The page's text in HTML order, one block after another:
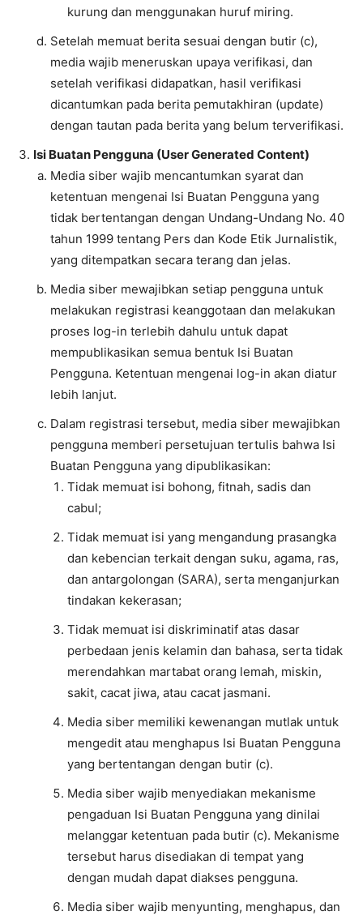
kurung dan menggunakan huruf miring.
Setelah memuat berita sesuai dengan butir (c),
media wajib meneruskan upaya verifikasi, dan
setelah verifikasi didapatkan, hasil verifikasi
dicantumkan pada berita pemutakhiran (update)
dengan tautan pada berita yang belum terverifikasi.
Isi Buatan Pengguna (User Generated Content)
Media siber wajib mencantumkan syarat dan
ketentuan mengenai Isi Buatan Pengguna yang
tidak bertentangan dengan Undang-Undang No. 40
tahun 1999 tentang Pers dan Kode Etik Jurnalistik,
yang ditempatkan secara terang dan jelas.
Media siber mewajibkan setiap pengguna untuk
melakukan registrasi keanggotaan dan melakukan
proses log-in terlebih dahulu untuk dapat
mempublikasikan semua bentuk Isi Buatan
Pengguna. Ketentuan mengenai log-in akan diatur
lebih lanjut.
Dalam registrasi tersebut, media siber mewajibkan
pengguna memberi persetujuan tertulis bahwa Isi
Buatan Pengguna yang dipublikasikan:
Tidak memuat isi bohong, fitnah, sadis dan
cabul;
Tidak memuat isi yang mengandung prasangka
dan kebencian terkait dengan suku, agama, ras,
dan antargolongan (SARA), serta menganjurkan
tindakan kekerasan;
Tidak memuat isi diskriminatif atas dasar
perbedaan jenis kelamin dan bahasa, serta tidak
merendahkan martabat orang lemah, miskin,
sakit, cacat jiwa, atau cacat jasmani.
Media siber memiliki kewenangan mutlak untuk
mengedit atau menghapus Isi Buatan Pengguna
yang bertentangan dengan butir (c).
Media siber wajib menyediakan mekanisme
pengaduan Isi Buatan Pengguna yang dinilai
melanggar ketentuan pada butir (c). Mekanisme
tersebut harus disediakan di tempat yang
dengan mudah dapat diakses pengguna.
Media siber wajib menyunting, menghapus, dan